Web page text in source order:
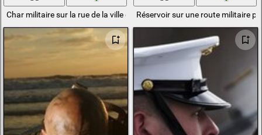
Char militaire sur la rue de la ville détruiteRéservoir sur une route militaire